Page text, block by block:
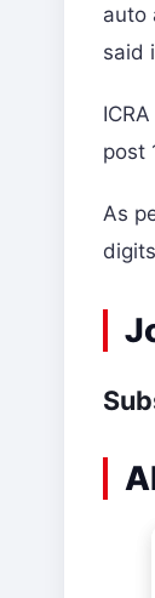
auto
said
post
As